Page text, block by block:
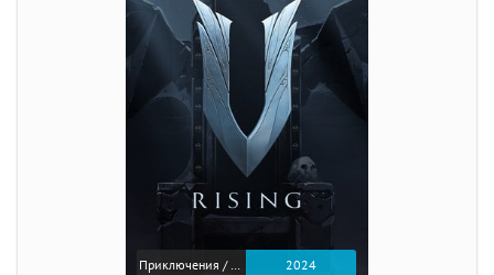
Приключения / Экшен 2024